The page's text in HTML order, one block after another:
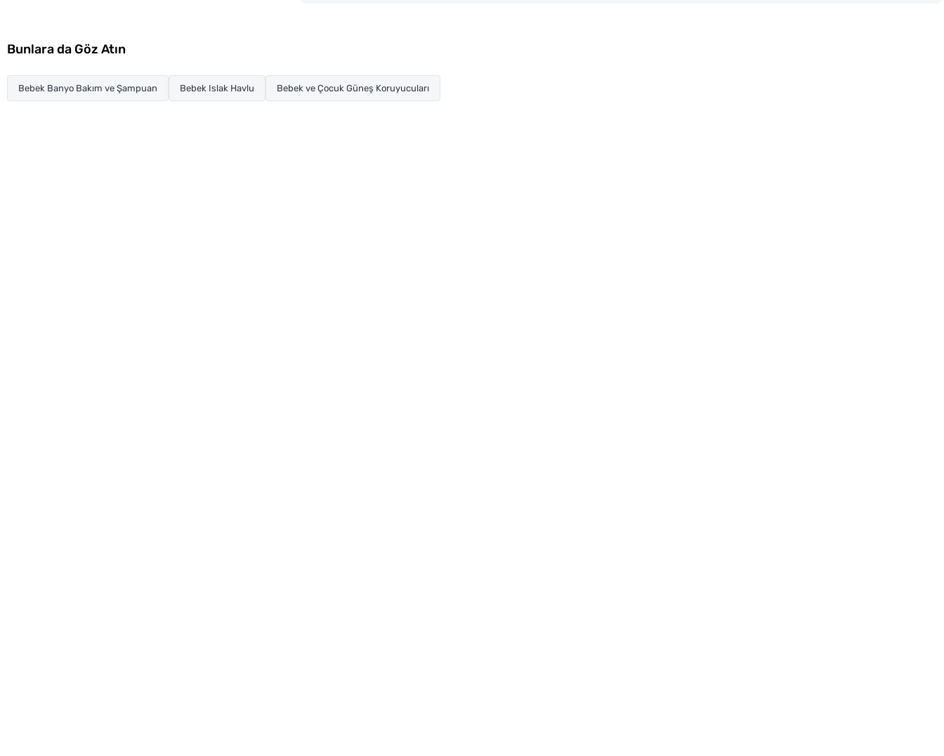
Bunlara da Göz Atın
Bebek Banyo Bakım ve Şampuan Bebek Islak Havlu Bebek ve Çocuk Güneş Koruyucuları